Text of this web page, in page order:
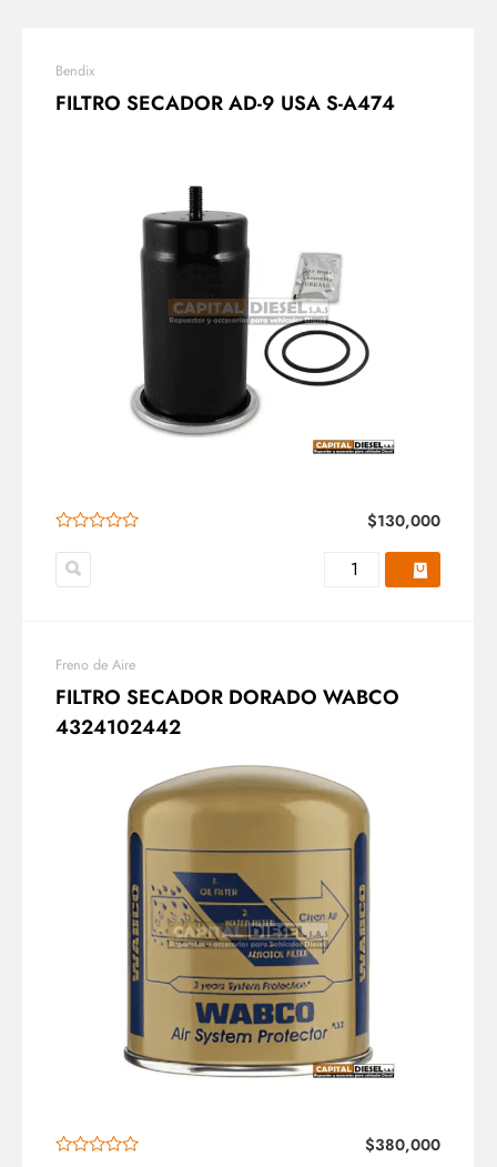
Bendix
FILTRO SECADOR AD-9 USA S-A474
$130,000
Freno de Aire
FILTRO SECADOR DORADO WABCO
4324102442
$380,000